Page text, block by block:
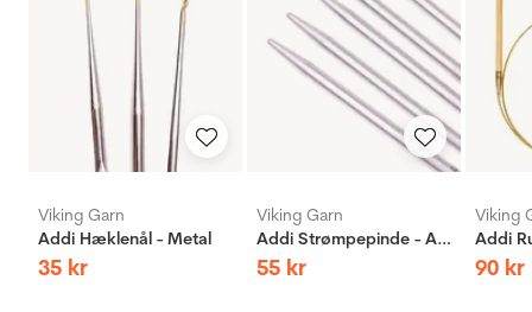
Viking Garn
Addi Hæklenål - Metal
35 kr
Viking Garn
Addi Strømpepinde - Aluminium
55 kr
Viking
90 kr